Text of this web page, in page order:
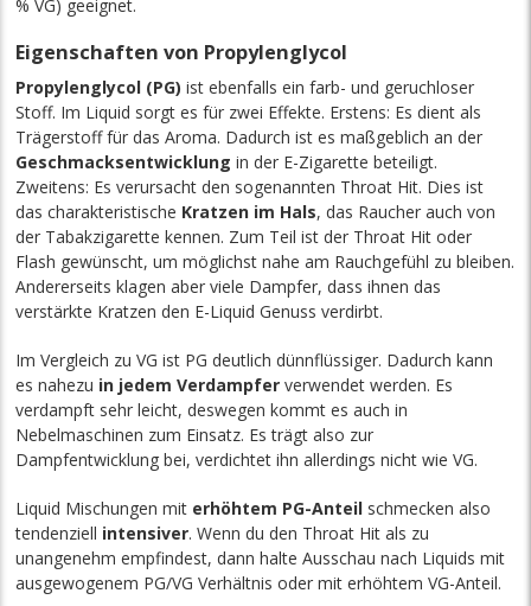
% VG) geeignet.
Eigenschaften von Propylenglycol
Propylenglycol (PG) ist ebenfalls ein farb- und geruchloser
Stoff. Im Liquid sorgt es für zwei Effekte. Erstens: Es dient als
Trägerstoff für das Aroma. Dadurch ist es maßgeblich an der
Geschmacksentwicklung in der E-Zigarette beteiligt.
Zweitens: Es verursacht den sogenannten Throat Hit. Dies ist
das charakteristische Kratzen im Hals, das Raucher auch von
der Tabakzigarette kennen. Zum Teil ist der Throat Hit oder
Flash gewünscht, um möglichst nahe am Rauchgefühl zu bleiben.
Andererseits klagen aber viele Dampfer, dass ihnen das
verstärkte Kratzen den E-Liquid Genuss verdirbt.
Im Vergleich zu VG ist PG deutlich dünnflüssiger. Dadurch kann
es nahezu in jedem Verdampfer verwendet werden. Es
verdampft sehr leicht, deswegen kommt es auch in
Nebelmaschinen zum Einsatz. Es trägt also zur
Dampfentwicklung bei, verdichtet ihn allerdings nicht wie VG.
Liquid Mischungen mit erhöhtem PG-Anteil schmecken also
tendenziell intensiver. Wenn du den Throat Hit als zu
unangenehm empfindest, dann halte Ausschau nach Liquids mit
ausgewogenem PG/VG Verhältnis oder mit erhöhtem VG-Anteil.